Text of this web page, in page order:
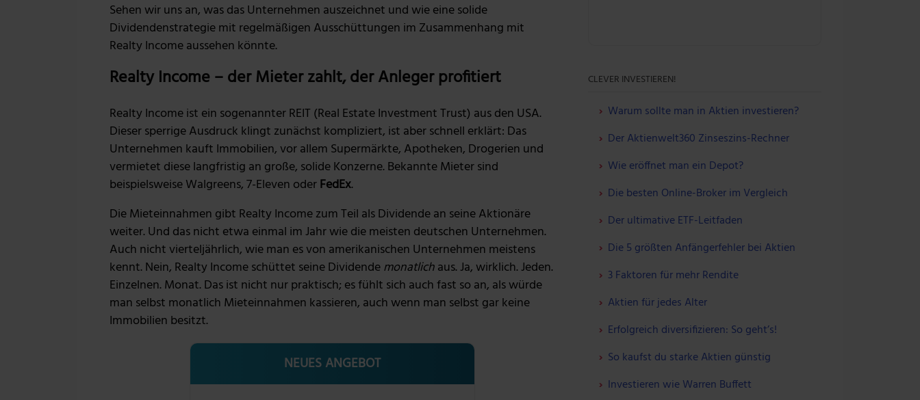
Sehen wir uns an, was das Unternehmen auszeichnet und wie eine solide
Dividendenstrategie mit regelmäßigen Ausschüttungen im Zusammenhang mit
Realty Income aussehen könnte.
Realty Income – der Mieter zahlt, der Anleger profitiert
Realty Income ist ein sogenannter REIT (Real Estate Investment Trust) aus den USA.
Dieser sperrige Ausdruck klingt zunächst kompliziert, ist aber schnell erklärt: Das
Unternehmen kauft Immobilien, vor allem Supermärkte, Apotheken, Drogerien und
vermietet diese langfristig an große, solide Konzerne. Bekannte Mieter sind
beispielsweise Walgreens, 7-Eleven oderFedEx.
Die Mieteinnahmen gibt Realty Income zum Teil als Dividende an seine Aktionäre
weiter. Und das nicht etwa einmal im Jahr wie die meisten deutschen Unternehmen.
Auch nicht vierteljährlich, wie man es von amerikanischen Unternehmen meistens
kennt. Nein, Realty Income schüttet seine Dividendemonatlichaus. Ja, wirklich. Jeden.
Einzelnen. Monat. Das ist nicht nur praktisch; es fühlt sich auch fast so an, als würde
man selbst monatlich Mieteinnahmen kassieren, auch wenn man selbst gar keine
Immobilien besitzt.
NEUES ANGEBOT
CLEVER INVESTIEREN!
Warum sollte man in Aktien investieren?
Der Aktienwelt360 Zinseszins-Rechner
Wie eröffnet man ein Depot?
Die besten Online-Broker im Vergleich
Der ultimative ETF-Leitfaden
Die 5 größten Anfängerfehler bei Aktien
3 Faktoren für mehr Rendite
Aktien für jedes Alter
Erfolgreich diversifizieren: So geht’s!
So kaufst du starke Aktien günstig
Investieren wie Warren Buffett